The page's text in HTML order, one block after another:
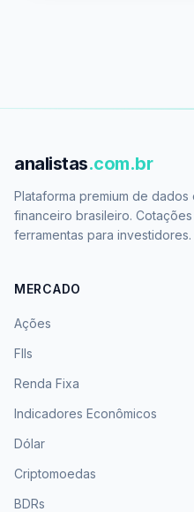
analistas.com.br
Plataforma premium de
financeiro brasileiro.
ferramentas para investidores.
MERCADO
Ações
FIIs
Renda Fixa
Indicadores Econômicos
Dólar
Criptomoedas
BDRs